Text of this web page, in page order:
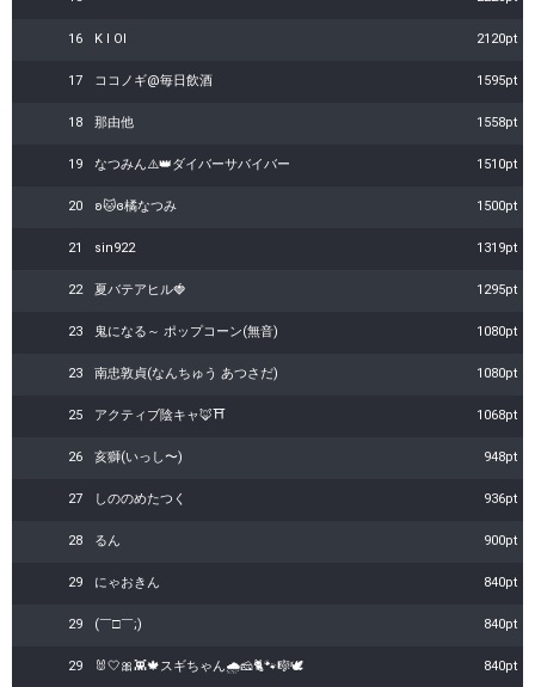
16 K I OI 2120pt
17 ココノギ@毎日飲酒 1595pt
18 那由他 1558pt
19 なつみん⚠️👑ダイバーサバイバー 1510pt
20 ʚ🐱ɞ橘なつみ 1500pt
21 sin922 1319pt
22 夏バテアヒル🍓 1295pt
23 鬼になる～ ポップコーン(無音) 1080pt
23 南忠敦貞(なんちゅう あつさだ) 1080pt
25 アクティブ陰キャ🦊⛩ 1068pt
26 亥獅(いっし〜) 948pt
27 しののめたつく 936pt
28 るん 900pt
29 にゃおきん 840pt
29 (￣□￣;) 840pt
29 🐰🤍🎀👾🍁スギちゃん🌧️🧀🐈️🐾🎼🕊️ 840pt